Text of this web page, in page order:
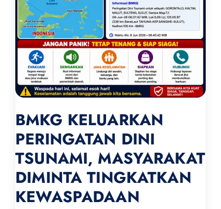
BMKG KELUARKAN
PERINGATAN DINI
TSUNAMI, MASYARAKAT
DIMINTA TINGKATKAN
KEWASPADAAN